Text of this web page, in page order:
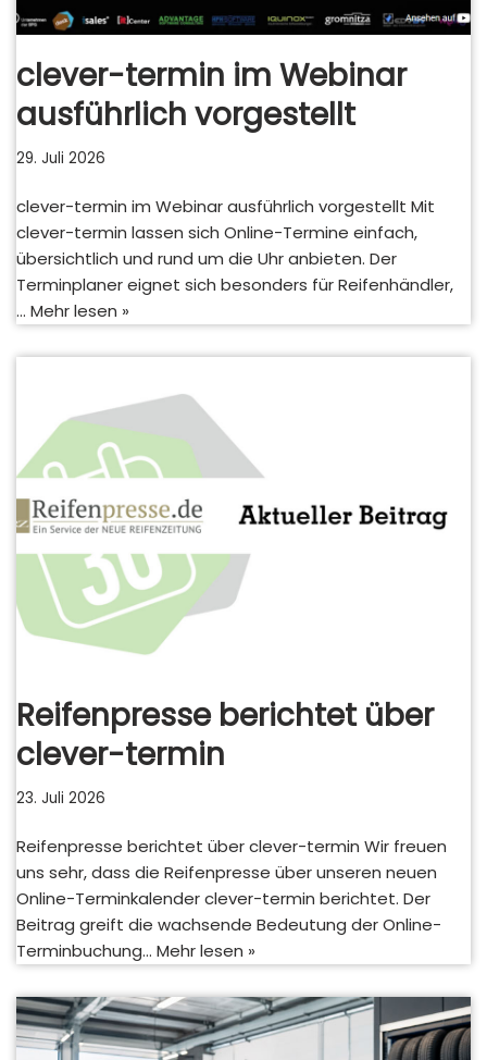
clever-termin im Webinar
ausführlich vorgestellt
29. Juli 2026
clever-termin im Webinar ausführlich vorgestellt Mit
clever-termin lassen sich Online-Termine einfach,
übersichtlich und rund um die Uhr anbieten. Der
Terminplaner eignet sich besonders für Reifenhändler,
… Mehr lesen »
Reifenpresse berichtet über
clever-termin
23. Juli 2026
Reifenpresse berichtet über clever-termin Wir freuen
uns sehr, dass die Reifenpresse über unseren neuen
Online-Terminkalender clever-termin berichtet. Der
Beitrag greift die wachsende Bedeutung der Online-
Terminbuchung… Mehr lesen »